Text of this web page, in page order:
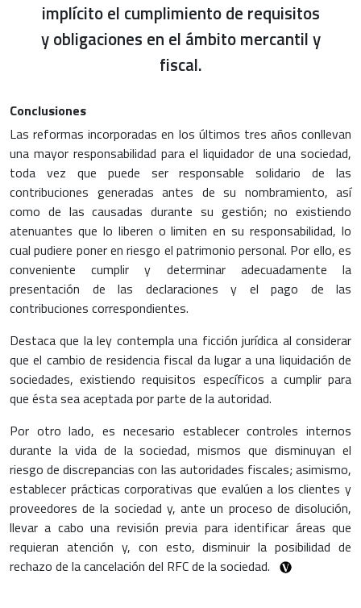
implícito el cumplimiento de requisitos
y obligaciones en el ámbito mercantil y
fiscal.
Conclusiones
Las reformas incorporadas en los últimos tres años conllevan
una mayor responsabilidad para el liquidador de una sociedad,
toda vez que puede ser responsable solidario de las
contribuciones generadas antes de su nombramiento, así
como de las causadas durante su gestión; no existiendo
atenuantes que lo liberen o limiten en su responsabilidad, lo
cual pudiere poner en riesgo el patrimonio personal. Por ello, es
conveniente cumplir y determinar adecuadamente la
presentación de las declaraciones y el pago de las
contribuciones correspondientes.
Destaca que la ley contempla una ficción jurídica al considerar
que el cambio de residencia fiscal da lugar a una liquidación de
sociedades, existiendo requisitos específicos a cumplir para
que ésta sea aceptada por parte de la autoridad.
Por otro lado, es necesario establecer controles internos
durante la vida de la sociedad, mismos que disminuyan el
riesgo de discrepancias con las autoridades fiscales; asimismo,
establecer prácticas corporativas que evalúen a los clientes y
proveedores de la sociedad y, ante un proceso de disolución,
llevar a cabo una revisión previa para identificar áreas que
requieran atención y, con esto, disminuir la posibilidad de
rechazo de la cancelación del RFC de la sociedad.